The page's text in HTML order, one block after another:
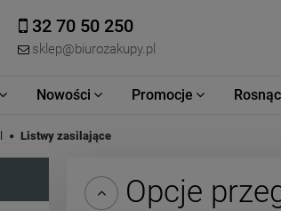
32 70 50 250
sklep@biurozakupy.pl
Nowości Promocje
Listwy zasilające
Opcje